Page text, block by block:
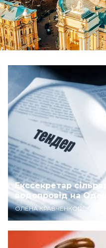
Екссекретар
водопровід на
ОЛЕНА КРАВЧЕНКО|